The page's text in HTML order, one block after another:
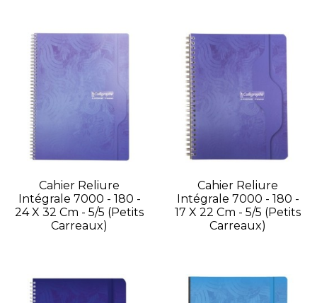
Cahier Reliure
Intégrale 7000 - 180 -
24 X 32 Cm - 5/5 (petits
Carreaux)
Cahier Reliure
Intégrale 7000 - 180 -
17 X 22 Cm - 5/5 (petits
Carreaux)